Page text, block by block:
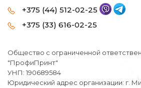
+375 (44) 512-02-25
+375 (33) 616-02-25
Общество с ограниченной
"ПрофиПринт"
УНП: 190689584
Юридический адрес организации: г.